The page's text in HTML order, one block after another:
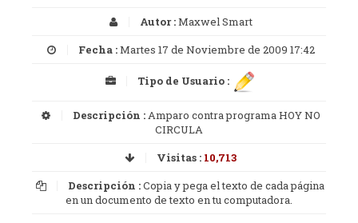
Autor :Maxwel Smart
Fecha :Martes 17 de Noviembre de 2009 17:42
Tipo de Usuario :
Descripción :Amparo contra programa HOY NO
CIRCULA
Visitas : 10,713
Descripción :Copia y pega el texto de cada página
en un documento de texto en tu computadora.